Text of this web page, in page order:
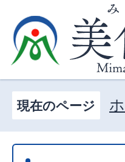
現在のページ